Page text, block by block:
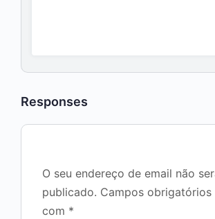
Responses
O seu endereço de email não
publicado. Campos obrigatórios
com *